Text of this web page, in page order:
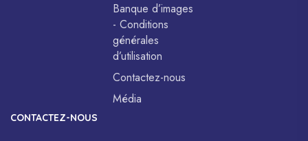
Banque d’images
- Conditions
générales
d’utilisation
Contactez-nous
Média
CONTACTEZ-NOUS